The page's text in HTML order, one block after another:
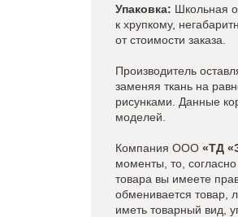
Упаковка: Школьная
к хрупкому,
от стоимости заказа.
Производитель
заменяя ткань на
рисунками. Данные
моделей.
Компания ООО «ТД
моменты, то,
товара вы имеете
обменивается товар,
иметь товарный вид,